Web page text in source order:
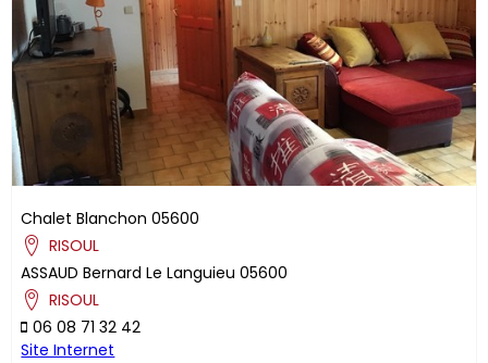
Chalet Blanchon 05600
RISOUL
ASSAUD Bernard Le Languieu 05600
RISOUL
06 08 71 32 42
Site Internet